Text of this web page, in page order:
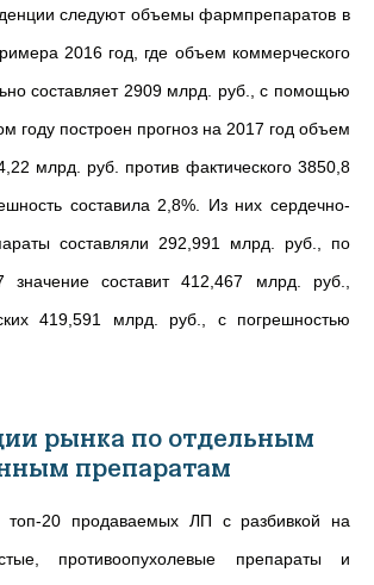
следуют объемы фармпрепаратов в
2016 год, где объем коммерческого
составляет 2909 млрд. руб., с помощью
году построен прогноз на 2017 год объем
млрд. руб. против фактического 3850,8
составила 2,8%. Из них сердечно-
составляли 292,991 млрд. руб., по
значение составит 412,467 млрд. руб.,
419,591 млрд. руб., с погрешностью
рынка по отдельным
препаратам
топ-20 продаваемых ЛП с разбивкой на
противоопухолевые препараты и